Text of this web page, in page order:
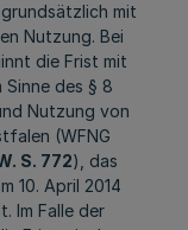
mit
Nutzung. Bei
die Frist mit
des § 8
Nutzung von
(WFNG
S. 772), das
10. April 2014
Im Falle der